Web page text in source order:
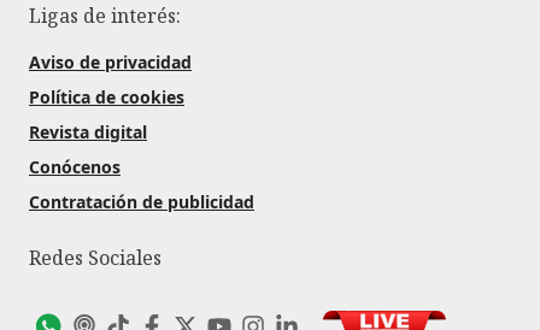
Ligas de interés:
Aviso de privacidad
Política de cookies
Revista digital
Conócenos
Contratación de publicidad
Redes Sociales